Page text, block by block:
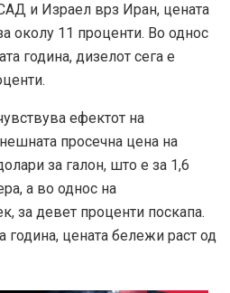
и Израел врз Иран, цената
околу 11 проценти. Во однос
година, дизелот сега е
ефектот на
просечна цена на
за галон, што е за 1,6
а во однос на
за девет проценти поскапа.
година, цената бележи раст од